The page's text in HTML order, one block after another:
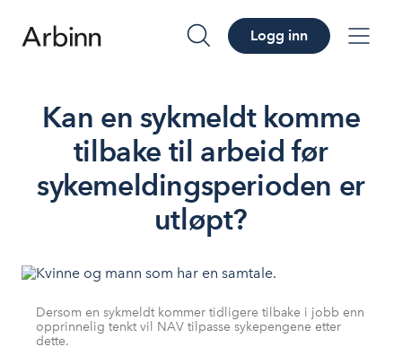
søk Logg inn
Kan en sykmeldt komme
tilbake til arbeid før
sykemeldingsperioden er
utløpt?
Dersom en sykmeldt kommer tidligere tilbake i jobb enn
opprinnelig tenkt vil NAV tilpasse sykepengene etter
dette.